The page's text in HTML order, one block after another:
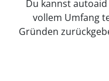
Du kannst
vollem Umfang
Gründen